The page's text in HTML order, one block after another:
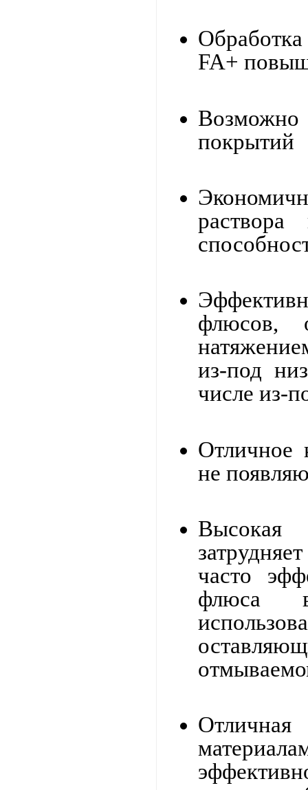
FA+
покрытий
флюсов,
из-под
числе из-
Отличное
не
часто
флюса